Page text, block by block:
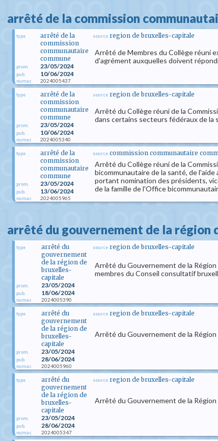
arrêté de la commission
type
arrêté de la
commission
communautaire
commune
prom. 23/05/2024
pub. 10/06/2024
numac 2024005437
source region de bruxelles-capitale
Arrêté de Membres du Collège réuni
d'agrément auxquelles doivent
type
arrêté de la
commission
communautaire
commune
prom. 23/05/2024
pub. 10/06/2024
numac 2024005340
source region de bruxelles-capitale
Arrêté du Collège réuni de la
dans certains secteurs fédéraux de
type
arrêté de la
commission
communautaire
commune
prom. 23/05/2024
pub. 13/06/2024
numac 2024005965
source commission communautaire
Arrêté du Collège réuni de la
bicommunautaire de la santé, de
portant nomination des présidents,
de la famille de l'Office
arrêté du gouvernement de la région
type
arrêté du
gouvernement
de la région de
bruxelles-
capitale
prom. 23/05/2024
pub. 18/06/2024
numac 2024005390
source region de bruxelles-capitale
Arrêté du Gouvernement de la
membres du Conseil consultatif
type
arrêté du
gouvernement
de la région de
bruxelles-
capitale
prom. 23/05/2024
pub. 28/06/2024
numac 2024005960
source region de bruxelles-capitale
Arrêté du Gouvernement de la
type
arrêté du
gouvernement
de la région de
bruxelles-
capitale
prom. 23/05/2024
pub. 28/06/2024
numac 2024005347
source region de bruxelles-capitale
Arrêté du Gouvernement de la